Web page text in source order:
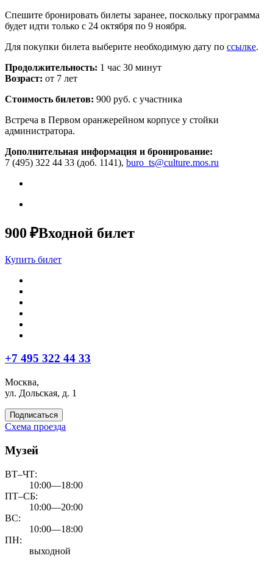
Спешите бронировать билеты заранее, поскольку программа
будет идти только с 24 октября по 9 ноября.
Для покупки билета выберите необходимую дату по ссылке.
Продолжительность: 1 час 30 минут
Возраст: от 7 лет
Стоимость билетов: 900 руб. с участника
Встреча в Первом оранжерейном корпусе у стойки
администратора.
Дополнительная информация и бронирование:
7 (495) 322 44 33 (доб. 1141), buro_ts@culture.mos.ru
900 ₽Входной билет
Купить билет
+7 495 322 44 33
Москва,
ул. Дольская, д. 1
Подписаться
Схема проезда
Музей
ВТ–ЧТ:
10:00—18:00
ПТ–СБ:
10:00—20:00
ВС:
10:00—18:00
ПН:
выходной